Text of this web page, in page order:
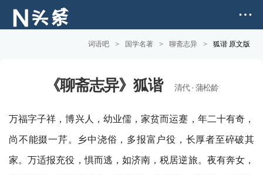
词语吧 > 国学名著 > 聊斋志异 > 狐谐 原文版
《聊斋志异》狐谐 清代 · 蒲松龄
万福字子祥，博兴人，幼业儒，家贫而运蹇，年二十有奇，
尚不能掇一芹。乡中浇俗，多报富户役，长厚者至碎破其
家。万适报充役，惧而逃，如济南，税居逆旅。夜有奔女，